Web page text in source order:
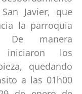
Javier, que
la parroquia
De manera
los
quedando
a las 01h00